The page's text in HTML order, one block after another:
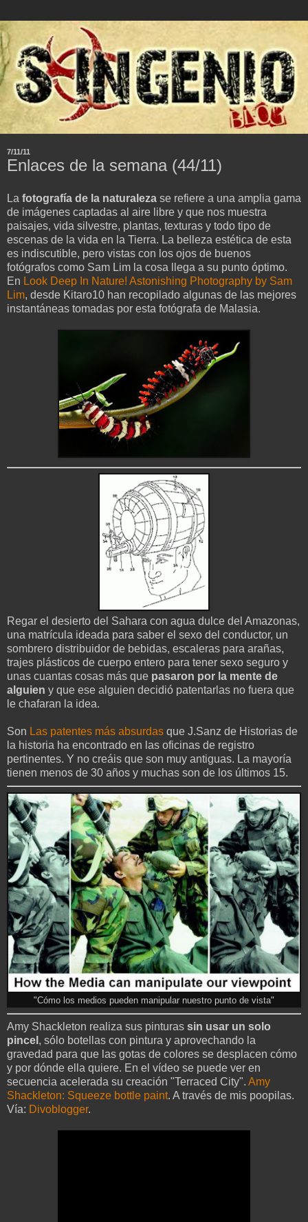
7/11/11
Enlaces de la semana (44/11)
La fotografía de la naturaleza se refiere a una amplia gama
de imágenes captadas al aire libre y que nos muestra
paisajes, vida silvestre, plantas, texturas y todo tipo de
escenas de la vida en la Tierra. La belleza estética de esta
es indiscutible, pero vistas con los ojos de buenos
fotógrafos como Sam Lim la cosa llega a su punto óptimo.
En Look Deep In Nature! Astonishing Photography by Sam
Lim, desde Kitaro10 han recopilado algunas de las mejores
instantáneas tomadas por esta fotógrafa de Malasia.
Regar el desierto del Sahara con agua dulce del Amazonas,
una matrícula ideada para saber el sexo del conductor, un
sombrero distribuidor de bebidas, escaleras para arañas,
trajes plásticos de cuerpo entero para tener sexo seguro y
unas cuantas cosas más que pasaron por la mente de
alguien y que ese alguien decidió patentarlas no fuera que
le chafaran la idea.
Son Las patentes más absurdas que J.Sanz de Historias de
la historia ha encontrado en las oficinas de registro
pertinentes. Y no creáis que son muy antiguas. La mayoría
tienen menos de 30 años y muchas son de los últimos 15.
"Cómo los medios pueden manipular nuestro punto de vista"
Amy Shackleton realiza sus pinturas sin usar un solo
pincel , sólo botellas con pintura y aprovechando la
gravedad para que las gotas de colores se desplacen cómo
y por dónde ella quiere. En el vídeo se puede ver en
secuencia acelerada su creación "Terraced City". Amy
Shackleton: Squeeze bottle paint. A través de mis poopilas.
Vía: Divoblogger.